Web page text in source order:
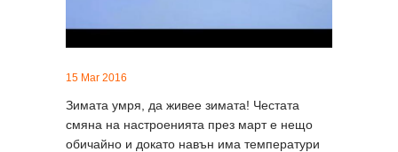
15 Mar 2016
Зимата умря, да живее зимата! Честата
смяна на настроенията през март е нещо
обичайно и докато навън има температури